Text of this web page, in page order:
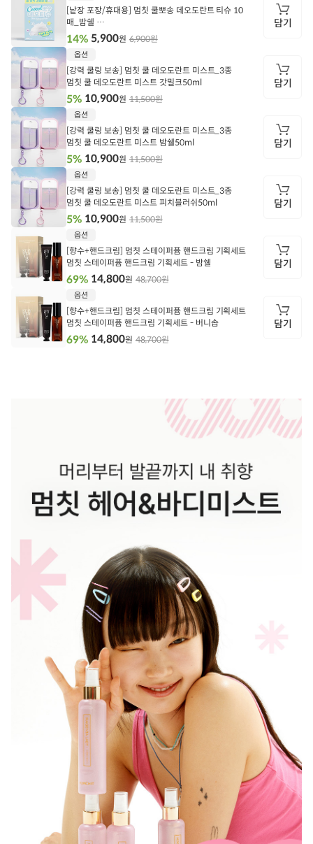
담
기
[낱장 포장/휴대용] 멈칫 쿨뽀송 데오도란트 티슈 10
매_밤쉘
멈칫 쿨뽀송데오티슈 밤쉘10매
6,900원
14% 5,900원
담기
담
기
옵션
[강력 쿨링 보송] 멈칫 쿨 데오도란트 미스트_3종
멈칫 쿨 데오도란트 미스트 갓밀크50ml
11,500원
5% 10,900원
담기
담
기
옵션
[강력 쿨링 보송] 멈칫 쿨 데오도란트 미스트_3종
멈칫 쿨 데오도란트 미스트 밤쉘50ml
11,500원
5% 10,900원
담기
담
옵션
[강력 쿨링 보송] 멈칫 쿨 데오도란트 미스트_3종
멈칫 쿨 데오도란트 미스트 피치블러쉬50ml
11,500원
5% 10,900원
담기
옵션
[향수+핸드크림] 멈칫 스테이퍼퓸 핸드크림 기획세트
멈칫 스테이퍼퓸 핸드크림 기획세트 - 밤쉘
48,700원
69% 14,800원
담기
옵션
[향수+핸드크림] 멈칫 스테이퍼퓸 핸드크림 기획세트
멈칫 스테이퍼퓸 핸드크림 기획세트 - 버니솝
48,700원
69% 14,800원
담기